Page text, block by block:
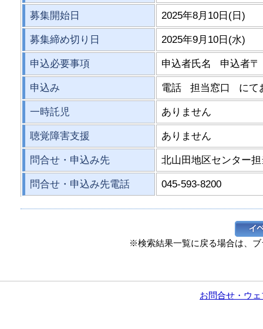
募集開始日 2025年8月10日(日)
募集締め切り日 2025年9月10日(水)
申込必要事項 申込者氏名 申込者
申込み 電話 担当窓口 にて
一時託児 ありません
聴覚障害支援 ありません
問合せ・申込み先 北山田地区センター
問合せ・申込み先電話 045-593-8200
※検索結果一覧に戻る場合は、
お問合せ・ウ